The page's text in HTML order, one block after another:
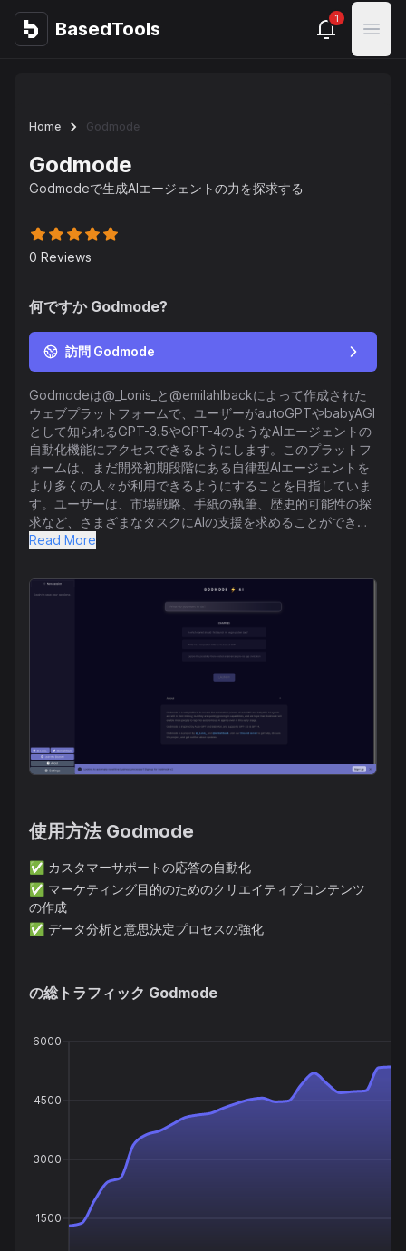
BasedTools
BasedTools 1
Open
Home Godmode
Godmode
Godmodeで生成AIエージェントの力を探求する
0 Reviews
何ですか Godmode?
訪問 Godmode
Godmodeは@_Lonis_と@emilahlbackによって作成された
ウェブプラットフォームで、ユーザーがautoGPTやbabyAGI
として知られるGPT-3.5やGPT-4のようなAIエージェントの
自動化機能にアクセスできるようにします。このプラットフ
ォームは、まだ開発初期段階にある自律型AIエージェントを
より多くの人々が利用できるようにすることを目指していま
す。ユーザーは、市場戦略、手紙の執筆、歴史的可能性の探
求など、さまざまなタスクにAIの支援を求めることができま
す。 プロジェクトに参加するためには、ユーザーはDiscord
話し合ったり、アップデートを受け取ったりすることができ
ます。作成者は、AIエージェントが急速に進化していること
を強調しており、Godmodeを通じてこれらの技術へのアク
セス拡大を目指しています。興味のある人々は、Godmode
v2にサインアップして反復的なビジネス手続きを自動化する
Read More
使用方法 Godmode
✅ カスタマーサポートの応答の自動化
✅ マーケティング目的のためのクリエイティブコンテンツ
の作成
✅ データ分析と意思決定プロセスの強化
の総トラフィック Godmode
1500
3000
4500
6000